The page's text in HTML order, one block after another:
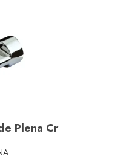
Plena Cr